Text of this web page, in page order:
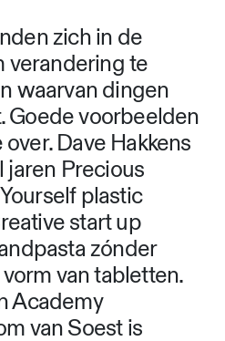
zich in de
verandering te
waarvan dingen
Goede voorbeelden
Dave Hakkens
jaren Precious
plastic
start up
zónder
van tabletten.
Academy
van Soest is